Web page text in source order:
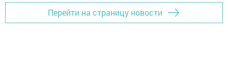
Перейти на страницу новости